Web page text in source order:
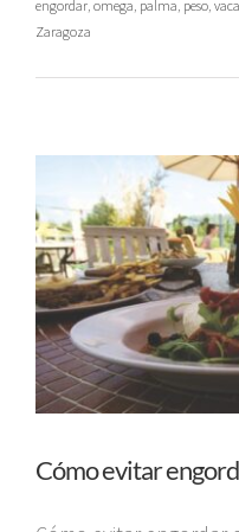
engordar, omega, palma, peso,
Zaragoza
Cómo evitar